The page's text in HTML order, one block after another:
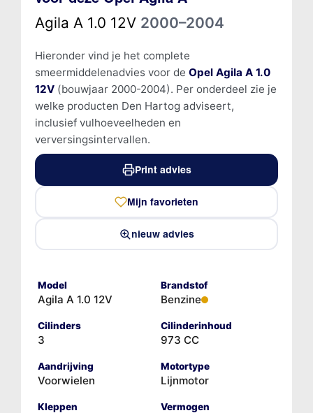
Agila A 1.0 12V 2000–2004
Hieronder vind je het complete
smeermiddelenadvies voor de Opel Agila A 1.0
12V(bouwjaar 2000-2004). Per onderdeel zie je
welke producten Den Hartog adviseert,
inclusief vulhoeveelheden en
verversingsintervallen.
Print advies
Mijn favorieten
nieuw advies
Model
Agila A 1.0 12V
Brandstof
Benzine
Cilinders
3
Cilinderinhoud
973 CC
Aandrijving
Voorwielen
Motortype
Lijnmotor
Kleppen Vermogen